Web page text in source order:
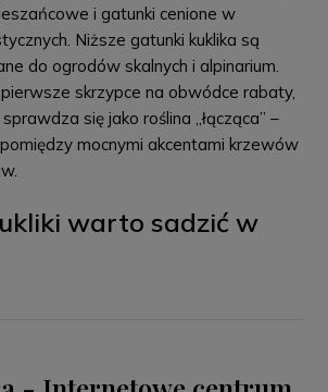
i gatunki cenione w
Niższe gatunki kuklika są
do ogrodów skalnych i alpinarium.
skrzypce na obwódce rabaty,
się jako roślina „łącząca” –
mocnymi akcentami krzewów
warto sadzić w